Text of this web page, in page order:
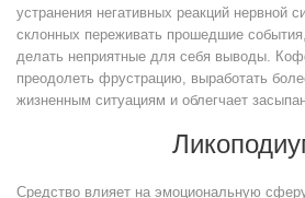
устранения негативных реакций нервной
склонных переживать прошедшие
делать неприятные для себя выводы.
преодолеть фрустрацию, выработать
жизненным ситуациям и облегчает
Средство влияет на эмоциональную